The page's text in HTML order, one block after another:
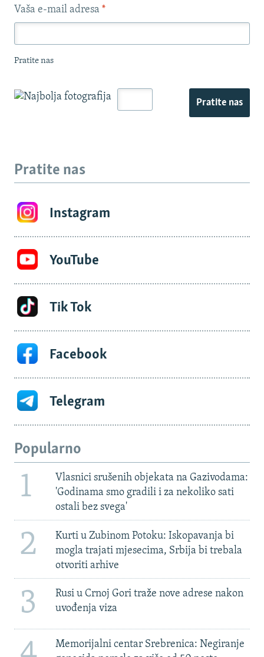
Vaša e-mail adresa *
Pratite nas
Pratite nas
Pratite nas
Instagram
YouTube
Tik Tok
Facebook
Telegram
Popularno
1
Vlasnici srušenih objekata na Gazivodama:
'Godinama smo gradili i za nekoliko sati
ostali bez svega'
2
Kurti u Zubinom Potoku: Iskopavanja bi
mogla trajati mjesecima, Srbija bi trebala
otvoriti arhive
3
Rusi u Crnoj Gori traže nove adrese nakon
uvođenja viza
Memorijalni centar Srebrenica: Negiranje